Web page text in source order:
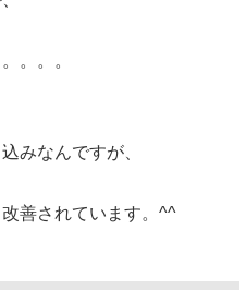
。。。
みなんですが、
善されています。^^